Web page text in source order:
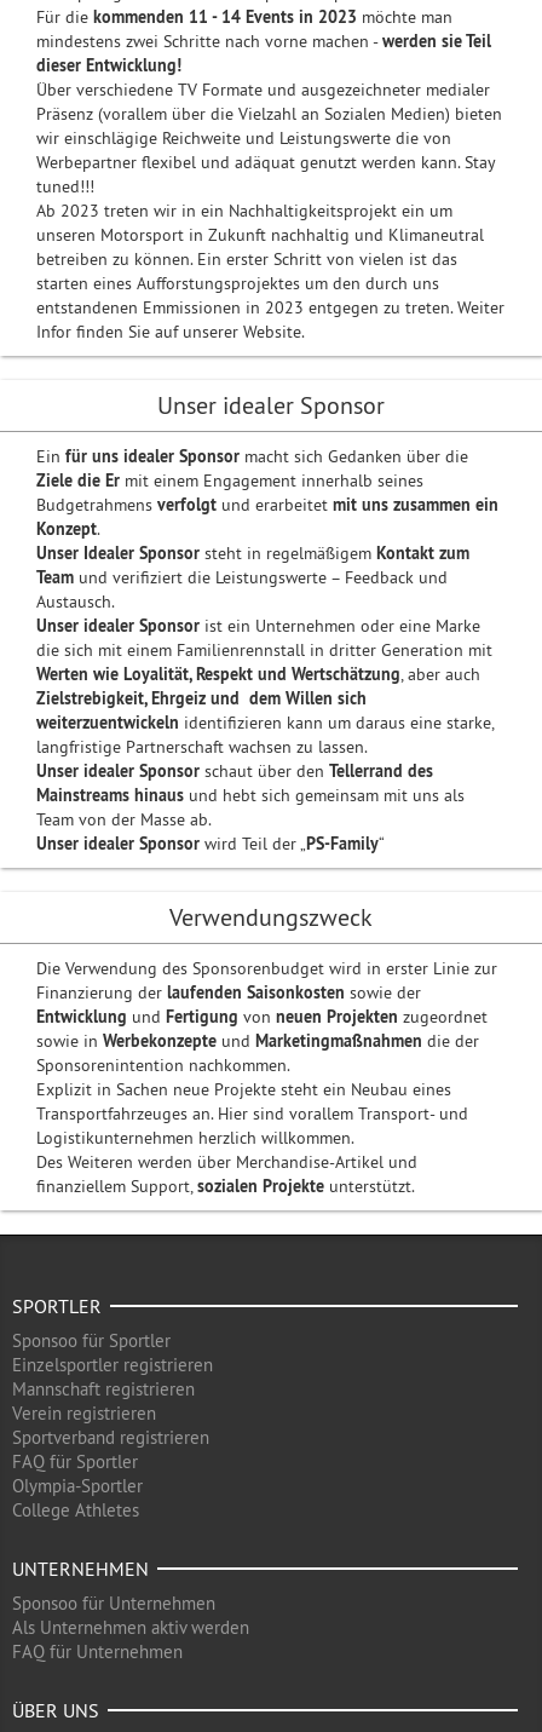
Für die kommenden 11 - 14 Events in 2023 möchte man
mindestens zwei Schritte nach vorne machen -werden sie Teil
dieser Entwicklung!
Über verschiedene TV Formate und ausgezeichneter medialer
Präsenz (vorallem über die Vielzahl an Sozialen Medien) bieten
wir einschlägige Reichweite und Leistungswerte die von
Werbepartner flexibel und adäquat genutzt werden kann. Stay
tuned!!!
Ab 2023 treten wir in ein Nachhaltigkeitsprojekt ein um
unseren Motorsport in Zukunft nachhaltig und Klimaneutral
betreiben zu können. Ein erster Schritt von vielen ist das
starten eines Aufforstungsprojektes um den durch uns
entstandenen Emmissionen in 2023 entgegen zu treten. Weiter
Infor finden Sie auf unserer Website.
Unser idealer Sponsor
Ein für uns idealer Sponsor macht sich Gedanken über die
Ziele die Er mit einem Engagement innerhalb seines
Budgetrahmens verfolgt und erarbeitet mit uns zusammen ein
Konzept.
Unser Idealer Sponsor steht in regelmäßigem Kontakt zum
Team und verifiziert die Leistungswerte – Feedback und
Austausch.
Unser idealer Sponsor ist ein Unternehmen oder eine Marke
die sich mit einem Familienrennstall in dritter Generation mit
Werten wie Loyalität, Respekt und Wertschätzung, aber auch
Zielstrebigkeit, Ehrgeiz und dem Willen sich
weiterzuentwickeln identifizieren kann um daraus eine starke,
langfristige Partnerschaft wachsen zu lassen.
Unser idealer Sponsor schaut über den Tellerrand des
Mainstreams hinaus und hebt sich gemeinsam mit uns als
Team von der Masse ab.
Unser idealer Sponsor wird Teil der „PS-Family“
Verwendungszweck
Die Verwendung des Sponsorenbudget wird in erster Linie zur
Finanzierung der laufenden Saisonkosten sowie der
Entwicklung und Fertigung von neuen Projekten zugeordnet
sowie in Werbekonzepte und Marketingmaßnahmen die der
Sponsorenintention nachkommen.
Explizit in Sachen neue Projekte steht ein Neubau eines
Transportfahrzeuges an. Hier sind vorallem Transport- und
Logistikunternehmen herzlich willkommen.
Des Weiteren werden über Merchandise-Artikel und
finanziellem Support,sozialen Projekte unterstützt.
SPORTLER
Sponsoo für Sportler
Einzelsportler registrieren
Mannschaft registrieren
Verein registrieren
Sportverband registrieren
FAQ für Sportler
Olympia-Sportler
College Athletes
UNTERNEHMEN
Sponsoo für Unternehmen
Als Unternehmen aktiv werden
FAQ für Unternehmen
ÜBER UNS